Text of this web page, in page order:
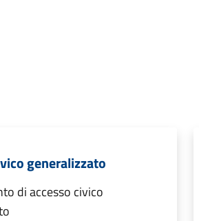
generalizzato
di accesso civico